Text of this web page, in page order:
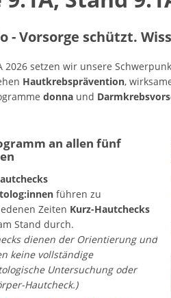
- Vorsorge schützt.
2026 setzen wir unsere
Hautkrebsprävention,
donna und
an allen fünf
führen zu
Zeiten Kurz-Hautchecks
Stand durch.
dienen der Orientierung und
keine vollständige
Untersuchung oder
Hautcheck.)